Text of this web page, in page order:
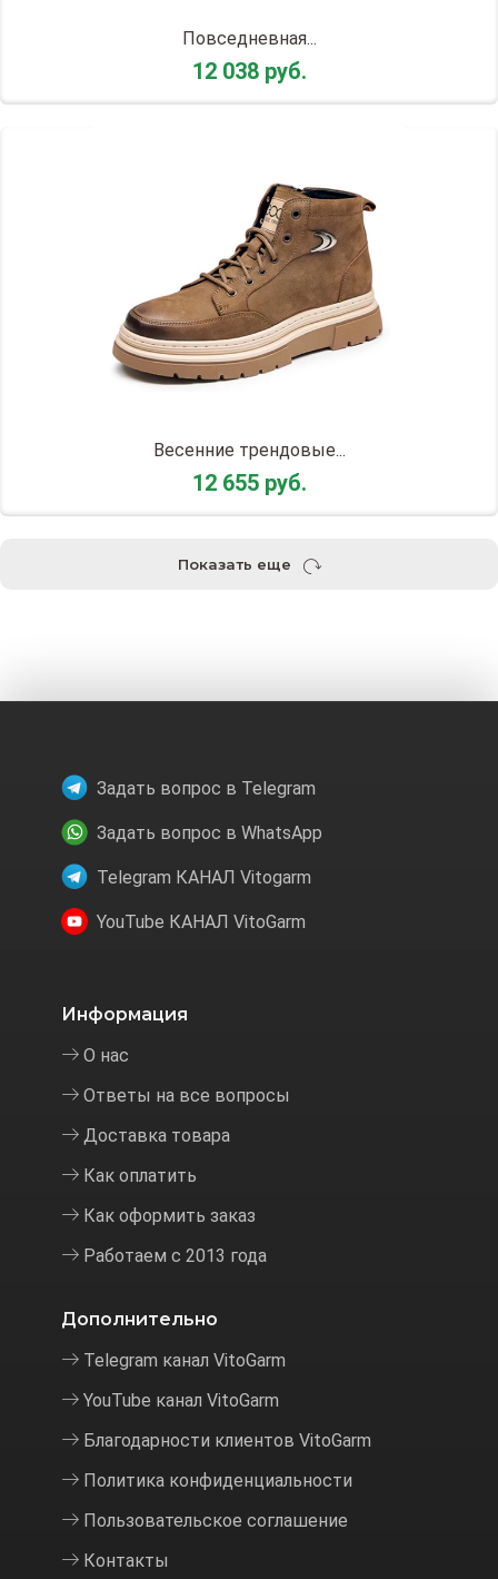
Повседневная...
12 038 руб.
Весенние трендовые...
12 655 руб.
Показать еще
Задать вопрос в Telegram
Задать вопрос в WhatsApp
Telegram КАНАЛ Vitogarm
YouTube КАНАЛ VitoGarm
Информация
О нас
Ответы на все вопросы
Доставка товара
Как оплатить
Как оформить заказ
Работаем с 2013 года
Дополнительно
Telegram канал VitoGarm
YouTube канал VitoGarm
Благодарности клиентов VitoGarm
Политика конфиденциальности
Пользовательское соглашение
Контакты